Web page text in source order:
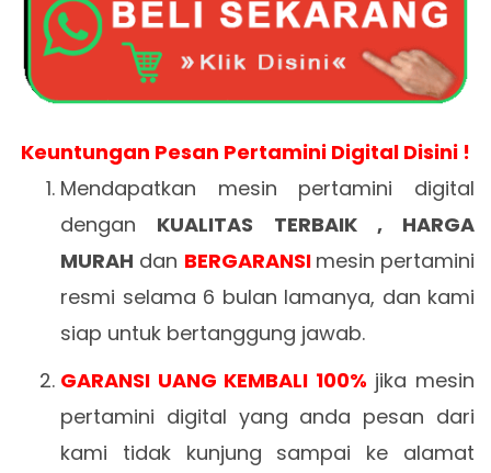
Keuntungan Pesan Pertamini Digital Disini !
Mendapatkan mesin pertamini digital
dengan KUALITAS TERBAIK , HARGA
MURAH dan BERGARANSI mesin pertamini
resmi selama 6 bulan lamanya, dan kami
siap untuk bertanggung jawab.
GARANSI UANG KEMBALI 100% jika mesin
pertamini digital yang anda pesan dari
kami tidak kunjung sampai ke alamat